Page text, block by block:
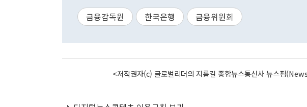
금융감독원 한국은행 금융위원회
<저작권자(c) 글로벌리더의 지름길 종합뉴스통신사 뉴스핌